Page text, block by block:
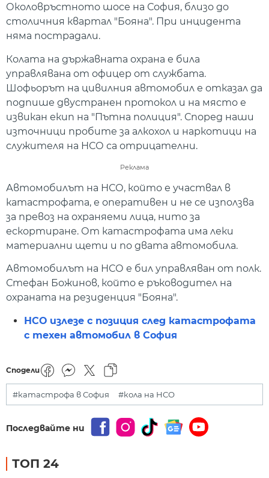
Околовръстното шосе на София, близо до
столичния квартал "Бояна". При инцидента
няма пострадали.
Колата на държавната охрана е била
управлявана от офицер от службата.
Шофьорът на цивилния автомобил е отказал да
подпише двустранен протокол и на място е
извикан екип на "Пътна полиция". Според наши
източници пробите за алкохол и наркотици на
служителя на НСО са отрицателни.
Реклама
Автомобилът на НСО, който е участвал в
катастрофата, е оперативен и не се използва
за превоз на охраняеми лица, нито за
ескортиране. От катастрофата има леки
материални щети и по двата автомобила.
Автомобилът на НСО е бил управляван от полк.
Стефан Божинов, който е ръководител на
охраната на резиденция "Бояна".
НСО излезе с позиция след катастрофата
с техен автомобил в София
Сподели
#катастрофа в София #кола на НСО
Последвайте ни
ТОП 24